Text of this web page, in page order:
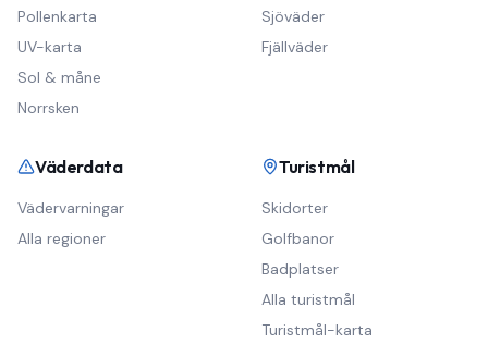
Pollenkarta
UV-karta
Sol & måne
Norrsken
Sjöväder
Fjällväder
Väderdata
Vädervarningar
Alla regioner
Turistmål
Skidorter
Golfbanor
Badplatser
Alla turistmål
Turistmål-karta